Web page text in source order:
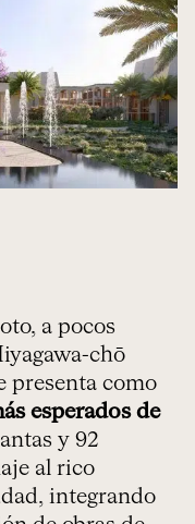
a pocos
chō
presenta como
esperados de
y 92
al rico
integrando